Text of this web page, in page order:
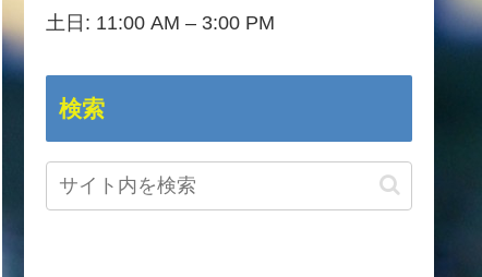
土日: 11:00 AM – 3:00 PM
検索